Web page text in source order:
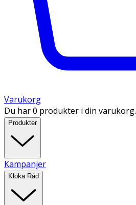
Varukorg
Du har 0 produkter i din varukorg.
Produkter
Kampanjer
Kloka Råd